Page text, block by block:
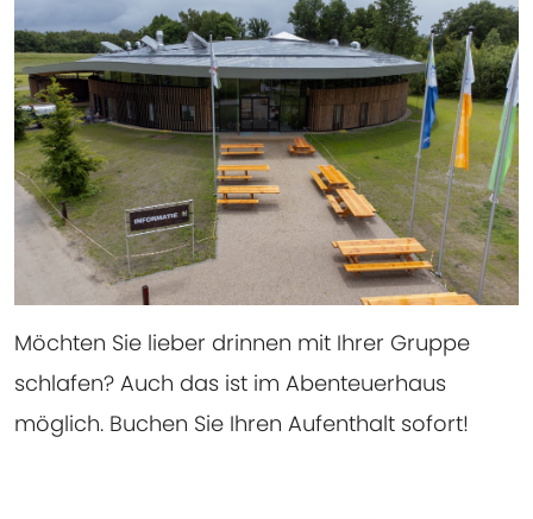
Möchten Sie lieber drinnen mit Ihrer Gruppe
schlafen? Auch das ist im Abenteuerhaus
möglich. Buchen Sie Ihren Aufenthalt sofort!